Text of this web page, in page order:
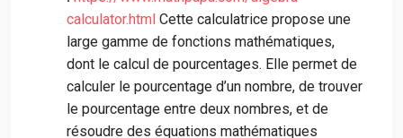
calculator.html Cette calculatrice propose une
large gamme de fonctions mathématiques,
dont le calcul de pourcentages. Elle permet de
calculer le pourcentage d’un nombre, de trouver
le pourcentage entre deux nombres, et de
résoudre des équations mathématiques